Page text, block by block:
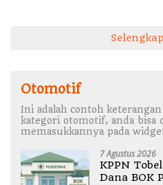
Otomotif
Ini adalah contoh
kategori otomotif, anda bisa
memasukkannya pada
7 Agustus 2026
KPPN
Dana BOK